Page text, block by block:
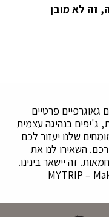
זה לא מובן
פרטיים
ג'יפים בנהיגה עצמית
שלנו יעזור לכם
השאירו לנו את
זה יישאר בינינו.
MYTRIP –